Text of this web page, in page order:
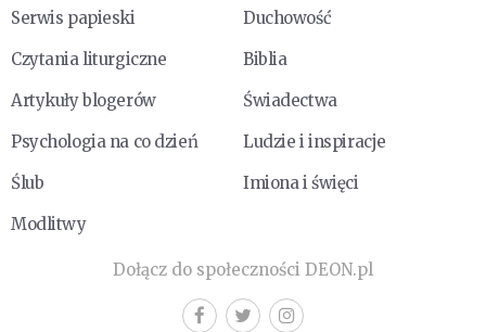
Serwis papieski
Duchowość
Czytania liturgiczne
Biblia
Artykuły blogerów
Świadectwa
Psychologia na co dzień
Ludzie i inspiracje
Ślub
Imiona i święci
Modlitwy
Dołącz do społeczności DEON.pl